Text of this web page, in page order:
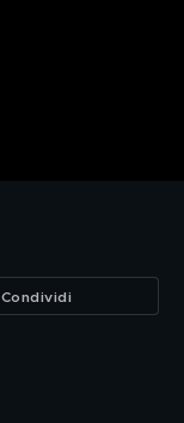
Condividi